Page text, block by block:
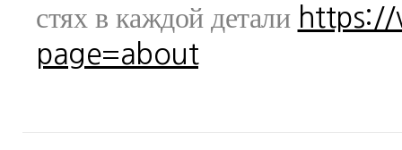
стях в каждой детали https://
page=about